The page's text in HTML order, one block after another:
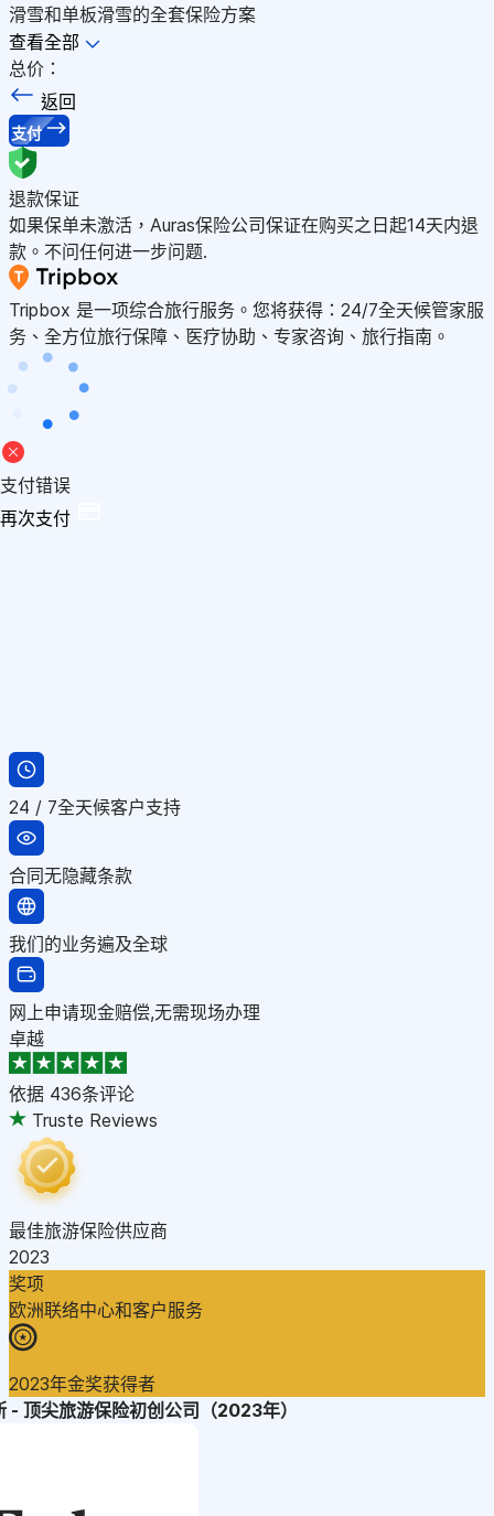
滑雪和单板滑雪的全套保险方案
查看全部
总价：
返回
支付
退款保证
如果保单未激活，Auras保险公司保证在购买之日起14天内退
款。不问任何进一步问题.
Tripbox 是一项综合旅行服务。您将获得：24/7全天候管家服
务、全方位旅行保障、医疗协助、专家咨询、旅行指南。
支付错误
再次支付
24 / 7全天候客户支持
合同无隐藏条款
我们的业务遍及全球
网上申请现金赔偿,无需现场办理
卓越
依据 436条评论
Truste Reviews
最佳旅游保险供应商
2023
奖项
欧洲联络中心和客户服务
2023年金奖获得者
- 顶尖旅游保险初创公司（2023年）